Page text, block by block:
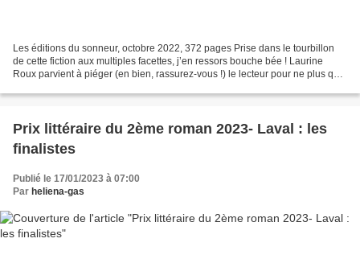
Les éditions du sonneur, octobre 2022, 372 pages Prise dans le tourbillon
de cette fiction aux multiples facettes, j’en ressors bouche bée ! Laurine
Roux parvient à piéger (en bien, rassurez-vous !) le lecteur pour ne plus qu’il
Prix littéraire du 2ème roman 2023- Laval : les
finalistes
Publié le 17/01/2023 à 07:00
Par heliena-gas